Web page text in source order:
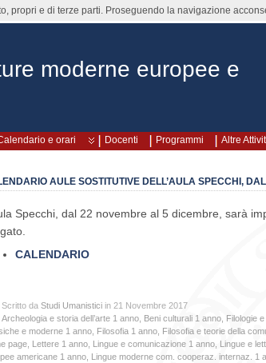
moderne europee e
e orari Docenti Programmi Altre
AULE SOSTITUTIVE DELL’AULA SPECCHI,
Specchi, dal 22 novembre al 5 dicembre, sarà
CALENDARIO
Scritto da Studi Umanistici in 21 Novembre 2017
Archeologia e storia dell’arte 1 anno Beni culturali 1 anno Filologie
e moderne 1 anno Filosofia 1 anno Filosofia e teorie della
page Lettere 1 anno Lingue e comunicazione 1 anno Lingue e
americane 1 anno Lingue moderne com. cooperaz. internaz. 1
propri e di terze parti. Proseguendo la navigazione